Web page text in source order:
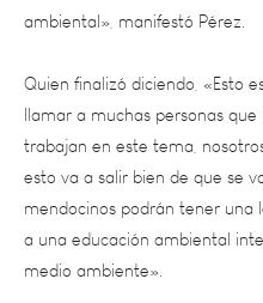
Quien finalizó diciendo, «Esto
llamar a muchas personas
trabajan en este tema,
esto va a salir bien de que
mendocinos podrán tener
a una educación ambiental
medio ambiente».